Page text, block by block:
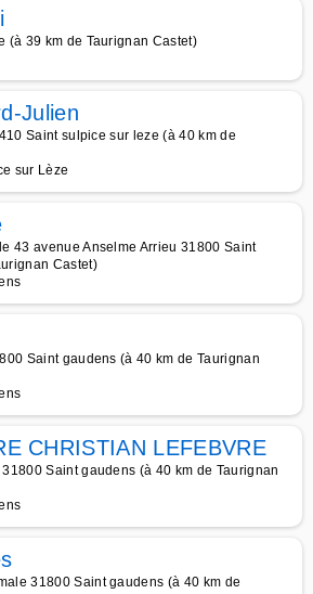
(à 39 km de Taurignan Castet)
Julien
Saint sulpice sur leze (à 40 km de
sur Lèze
43 avenue Anselme Arrieu 31800 Saint
Castet)
Saint gaudens (à 40 km de Taurignan
CHRISTIAN LEFEBVRE
Saint gaudens (à 40 km de Taurignan
31800 Saint gaudens (à 40 km de